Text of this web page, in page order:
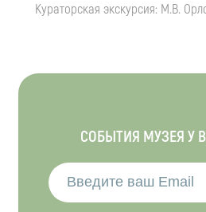
Кураторская экскурсия: М.В.
СОБЫТИЯ МУЗЕЯ У